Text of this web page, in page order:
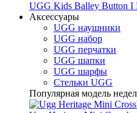
UGG Kids Balley Button I
Аксессуары
UGG наушники
UGG набор
UGG перчатки
UGG шапки
UGG шарфы
Стельки UGG
Популярная модель